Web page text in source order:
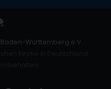
Württemberg e.V.